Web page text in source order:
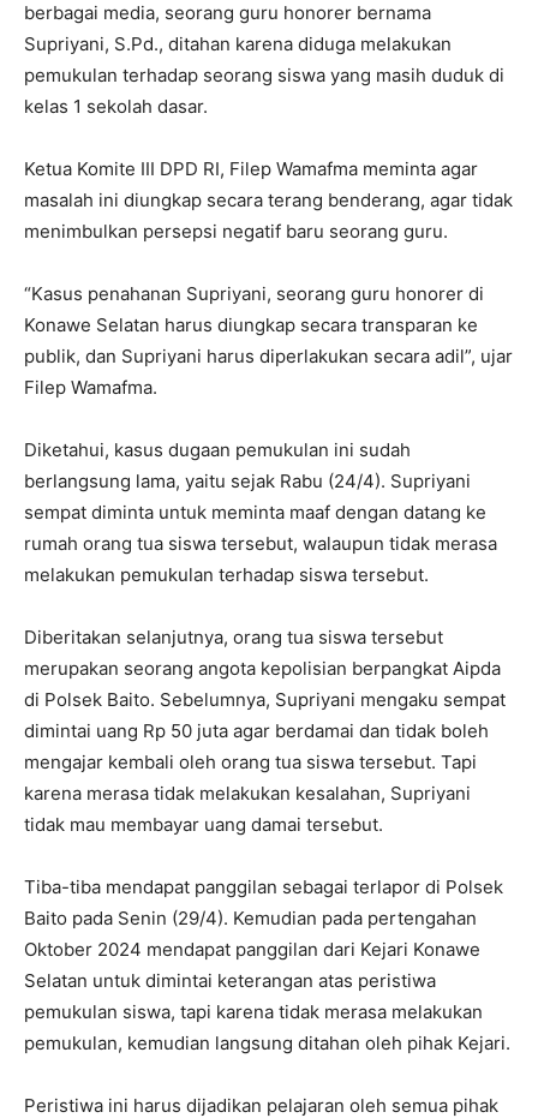
berbagai media, seorang guru honorer bernama
Supriyani, S.Pd., ditahan karena diduga melakukan
pemukulan terhadap seorang siswa yang masih duduk di
kelas 1 sekolah dasar.
Ketua Komite III DPD RI, Filep Wamafma meminta agar
masalah ini diungkap secara terang benderang, agar tidak
menimbulkan persepsi negatif baru seorang guru.
“Kasus penahanan Supriyani, seorang guru honorer di
Konawe Selatan harus diungkap secara transparan ke
publik, dan Supriyani harus diperlakukan secara adil”, ujar
Filep Wamafma.
Diketahui, kasus dugaan pemukulan ini sudah
berlangsung lama, yaitu sejak Rabu (24/4). Supriyani
sempat diminta untuk meminta maaf dengan datang ke
rumah orang tua siswa tersebut, walaupun tidak merasa
melakukan pemukulan terhadap siswa tersebut.
Diberitakan selanjutnya, orang tua siswa tersebut
merupakan seorang angota kepolisian berpangkat Aipda
di Polsek Baito. Sebelumnya, Supriyani mengaku sempat
dimintai uang Rp 50 juta agar berdamai dan tidak boleh
mengajar kembali oleh orang tua siswa tersebut. Tapi
karena merasa tidak melakukan kesalahan, Supriyani
tidak mau membayar uang damai tersebut.
Tiba-tiba mendapat panggilan sebagai terlapor di Polsek
Baito pada Senin (29/4). Kemudian pada pertengahan
Oktober 2024 mendapat panggilan dari Kejari Konawe
Selatan untuk dimintai keterangan atas peristiwa
pemukulan siswa, tapi karena tidak merasa melakukan
pemukulan, kemudian langsung ditahan oleh pihak Kejari.
Peristiwa ini harus dijadikan pelajaran oleh semua pihak